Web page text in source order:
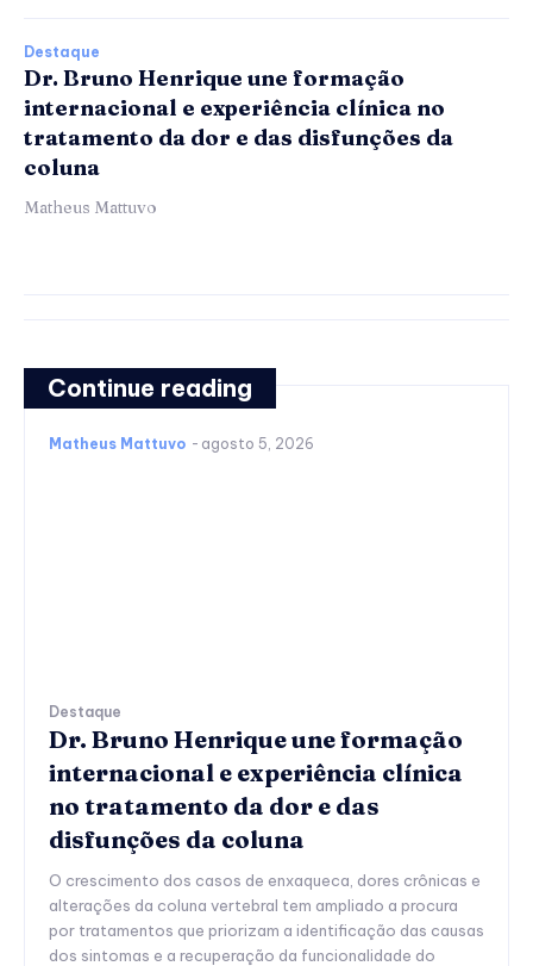
Destaque
Dr. Bruno Henrique une formação
internacional e experiência clínica no
tratamento da dor e das disfunções da
coluna
Matheus Mattuvo
Continue reading
Matheus Mattuvo - agosto 5, 2026
Destaque
Dr. Bruno Henrique une formação
internacional e experiência clínica
no tratamento da dor e das
disfunções da coluna
O crescimento dos casos de enxaqueca, dores crônicas e
alterações da coluna vertebral tem ampliado a procura
por tratamentos que priorizam a identificação das causas
dos sintomas e a recuperação da funcionalidade do